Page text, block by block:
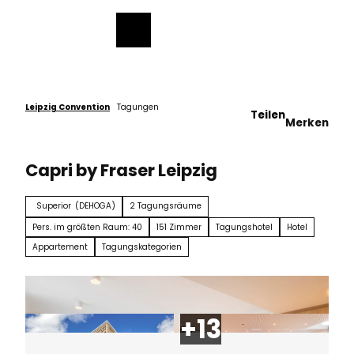
Leipzig Convention Tagungen
Teilen
Merken
Capri by Fraser Leipzig
Superior (DEHOGA)
2 Tagungsräume
Pers. im größten Raum: 40
151 Zimmer Tagungshotel
Hotel
Appartement
Tagungskategorien